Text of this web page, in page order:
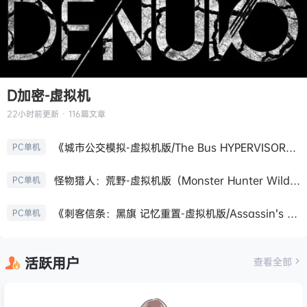
D加密-虚拟机
22小时前更新 · 116篇文章
PC单机 《城市公交模拟-虚拟机版/The Bus HYPERVISOR》免安装中文版
PC单机 怪物猎人：荒野-虚拟机版（Monster Hunter Wilds HYPERVISOR）免安装中文版
PC单机 《刺客信条：黑旗 记忆重置-虚拟机版/Assassin’s Creed Black Flag Resynced HYPERVISOR》免安装中文版
活跃用户 查看全部